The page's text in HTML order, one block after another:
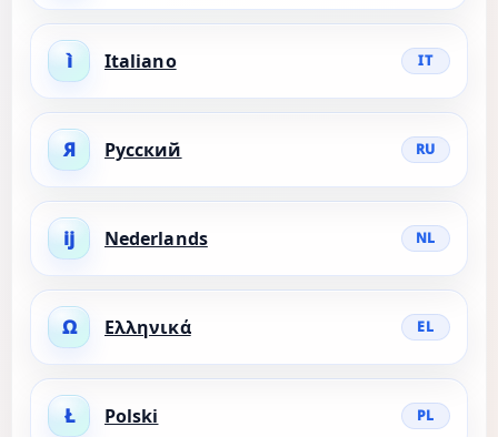
ì Italiano IT
Я Русский RU
ĳ Nederlands NL
Ω Ελληνικά EL
Ł Polski PL